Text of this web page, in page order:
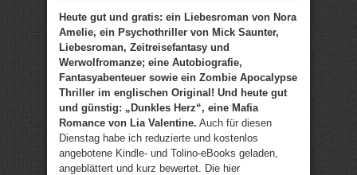
Heute gut und gratis: ein Liebesroman von Nora
Amelie, ein Psychothriller von Mick Saunter,
Liebesroman, Zeitreisefantasy und
Werwolfromanze; eine Autobiografie,
Fantasyabenteuer sowie ein Zombie Apocalypse
Thriller im englischen Original! Und heute gut
und günstig: „Dunkles Herz“, eine Mafia
Romance von Lia Valentine. Auch für diesen
Dienstag habe ich reduzierte und kostenlos
angebotene Kindle- und Tolino-eBooks geladen,
angeblättert und kurz bewertet. Die hier